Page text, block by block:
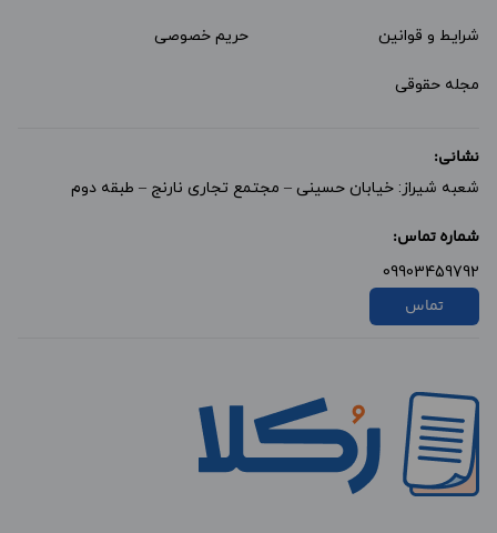
شرایط و قوانین حریم خصوصی
مجله حقوقی
نشانی:
شعبه شیراز: خیابان حسینی – مجتمع تجاری نارنج – طبقه دوم
شماره تماس:
09903459792
تماس